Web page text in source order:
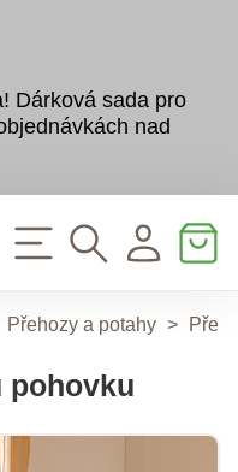
Dárková sada pro
nad
Přehozy a potahy >
pohovku